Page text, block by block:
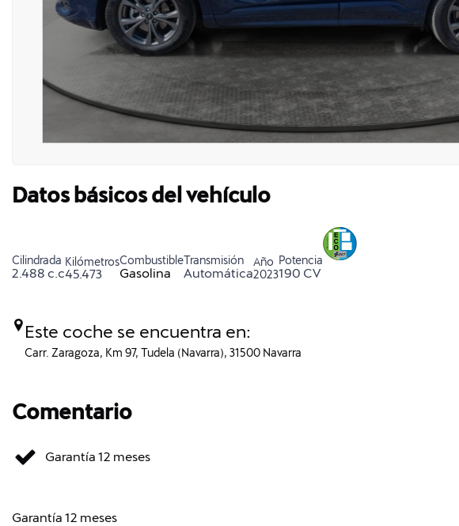
Datos básicos del vehículo
Cilindrada
2.488 c.c
Kilómetros
45.473
Combustible
Gasolina
Transmisión
Automática
Año
2023
Potencia
190 CV
Este coche se encuentra en:
Carr. Zaragoza, Km 97, Tudela (Navarra), 31500 Navarra
Comentario
Garantía 12 meses
Garantía 12 meses